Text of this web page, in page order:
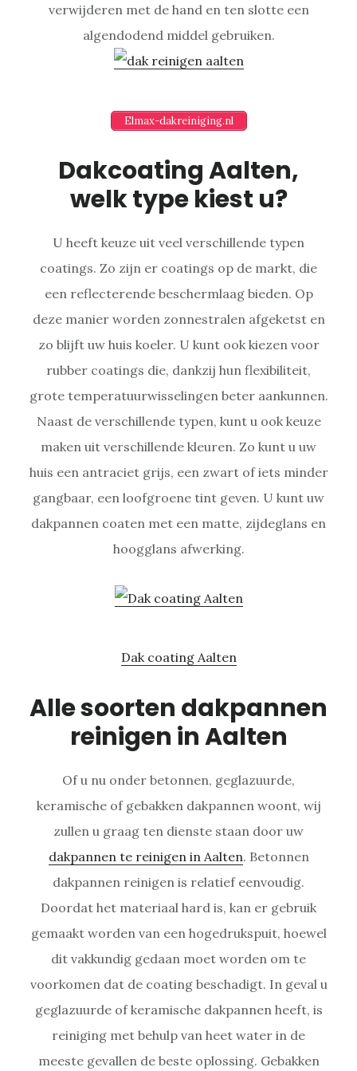
verwijderen met de hand en ten slotte een
algendodend middel gebruiken.
Elmax-dakreiniging.nl
Dakcoating Aalten,
welk type kiest u?
U heeft keuze uit veel verschillende typen
coatings. Zo zijn er coatings op de markt, die
een reflecterende beschermlaag bieden. Op
deze manier worden zonnestralen afgeketst en
zo blijft uw huis koeler. U kunt ook kiezen voor
rubber coatings die, dankzij hun flexibiliteit,
grote temperatuurwisselingen beter aankunnen.
Naast de verschillende typen, kunt u ook keuze
maken uit verschillende kleuren. Zo kunt u uw
huis een antraciet grijs, een zwart of iets minder
gangbaar, een loofgroene tint geven. U kunt uw
dakpannen coaten met een matte, zijdeglans en
hoogglans afwerking.
Dak coating Aalten
Alle soorten dakpannen
reinigen in Aalten
Of u nu onder betonnen, geglazuurde,
keramische of gebakken dakpannen woont, wij
zullen u graag ten dienste staan door uw
dakpannen te reinigen in Aalten. Betonnen
dakpannen reinigen is relatief eenvoudig.
Doordat het materiaal hard is, kan er gebruik
gemaakt worden van een hogedrukspuit, hoewel
dit vakkundig gedaan moet worden om te
voorkomen dat de coating beschadigt. In geval u
geglazuurde of keramische dakpannen heeft, is
reiniging met behulp van heet water in de
meeste gevallen de beste oplossing. Gebakken